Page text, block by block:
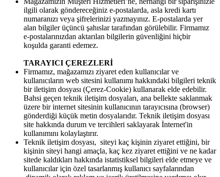
ilgili olarak göndereceğiniz e-postalarda, asla kredi kartı
numaranızı veya şifrelerinizi yazmayınız. E-postalarda yer
alan bilgiler üçüncü şahıslar tarafından görülebilir. Firmamız
e-postalarınızdan aktarılan bilgilerin güvenliğini hiçbir
koşulda garanti edemez.
TARAYICI ÇEREZLERİ
Firmamız, mağazamızı ziyaret eden kullanıcılar ve
kullanıcıların web sitesini kullanımı hakkındaki bilgileri teknik
bir iletişim dosyası (Çerez-Cookie) kullanarak elde edebilir.
Bahsi geçen teknik iletişim dosyaları, ana bellekte saklanmak
üzere bir internet sitesinin kullanıcının tarayıcısına (browser)
gönderdiği küçük metin dosyalarıdır. Teknik iletişim dosyası
site hakkında durum ve tercihleri saklayarak İnternet'in
kullanımını kolaylaştırır.
Teknik iletişim dosyası, siteyi kaç kişinin ziyaret ettiğini, bir
kişinin siteyi hangi amaçla, kaç kez ziyaret ettiğini ve ne kadar
sitede kaldıkları hakkında istatistiksel bilgileri elde etmeye ve
kullanıcılar için özel tasarlanmış kullanıcı sayfalarından